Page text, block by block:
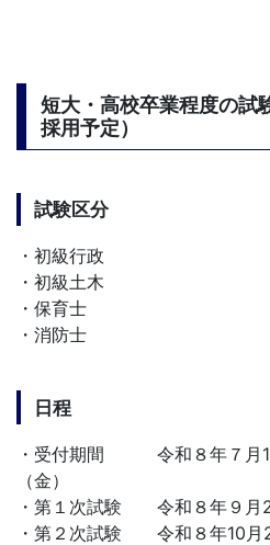
短大・高校卒業程度の試
採用予定）
試験区分
・初級行政
・初級土木
・保育士
・消防士
日程
・受付期間 令和８年７月
（金）
・第１次試験 令和８年９月
・第２次試験 令和８年10月